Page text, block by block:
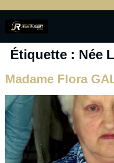
Étiquette : Née
Madame Flora